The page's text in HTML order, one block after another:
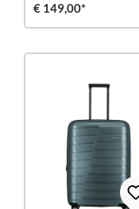
€ 149,00*